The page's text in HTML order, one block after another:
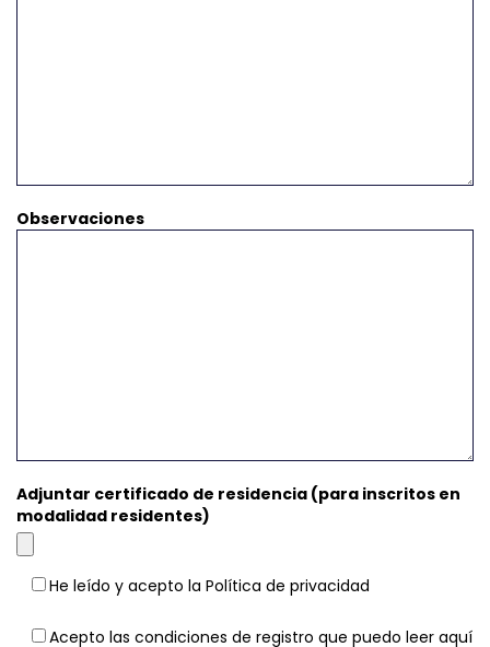
Observaciones
Adjuntar certificado de residencia (para inscritos en
modalidad residentes)
He leído y acepto la Política de privacidad
Acepto las condiciones de registro que puedo leer aquí